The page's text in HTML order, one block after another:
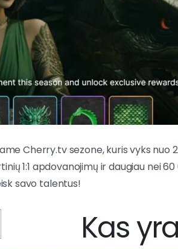
Cherry.tv sezone, kuris vyks nuo
1:1 apdovanojimų ir daugiau nei
savo talentus!
Kas